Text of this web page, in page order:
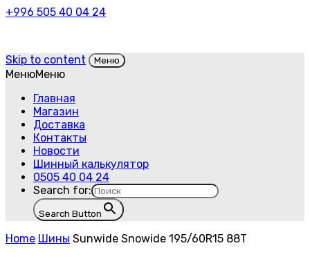
+996 505 40 04 24
Skip to content Меню
МенюМеню
Главная
Магазин
Доставка
Контакты
Новости
Шинный калькулятор
0505 40 04 24
Search for:
Search Button
Home Шины Sunwide Snowide 195/60R15 88T